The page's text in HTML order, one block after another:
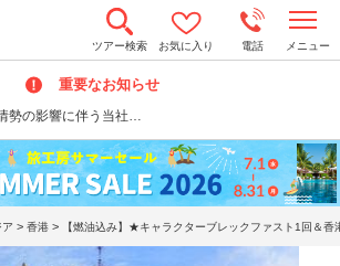
ツアー検索 お気に入り 電話 メニュー
重要なお知らせ
勢の影響に伴う当社…
o
n
a
v
i
g
a
t
ア > 香港 > 【燃油込み】★キャラクターブレックファスト1回＆